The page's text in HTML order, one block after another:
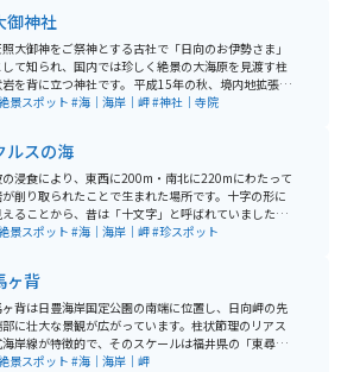
御神社
大御神をご祭神とする古社で「日向のお伊勢さま」
して知られ、国内では珍しく絶景の大海原を見渡す柱
を背に立つ神社です。 平成15年の秋、境内地拡張の
発見された「さざれ石」群は、国内最大規模である
形が「昇り龍」のような姿に見えることから、龍神信
痕跡ではないかと考えられています。
景スポット #海｜海岸｜岬#神社｜寺院
ルスの海
浸食により、東西に200m・南北に220mにわたって
が削り取られたことで生まれた場所です。十字の形に
えることから、昔は「十文字」と呼ばれていました。
後、近くにある岩場とあわせると「叶」という漢字
葉を組み合わせて「願いが叶うクルスの海」と呼ば
るようになりました。
景スポット #海｜海岸｜岬#珍スポット
ヶ背
背は日豊海岸国定公園の南端に位置し、日向岬の先
に壮大な景観が広がっています。柱状節理のリアス
岸線が特徴的で、そのスケールは福井県の「東尋
にも匹敵するほどです。馬ヶ背展望所からは、日本
景スポット #海｜海岸｜岬